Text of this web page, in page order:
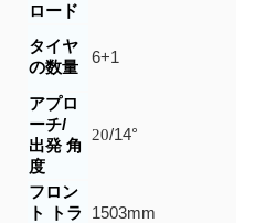
ロード
タイヤ
の数量
6+1
アプロ
ーチ/
出発 角
度
20/14°
フロン
ト トラ
1503mm